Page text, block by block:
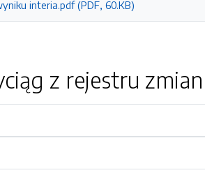
interia.pdf (PDF, 60.KB)
z rejestru zmian